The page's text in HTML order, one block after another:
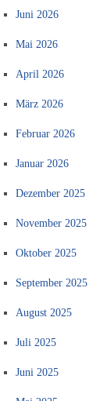
Juni 2026
Mai 2026
April 2026
März 2026
Februar 2026
Januar 2026
Dezember 2025
November 2025
Oktober 2025
September 2025
August 2025
Juli 2025
Juni 2025